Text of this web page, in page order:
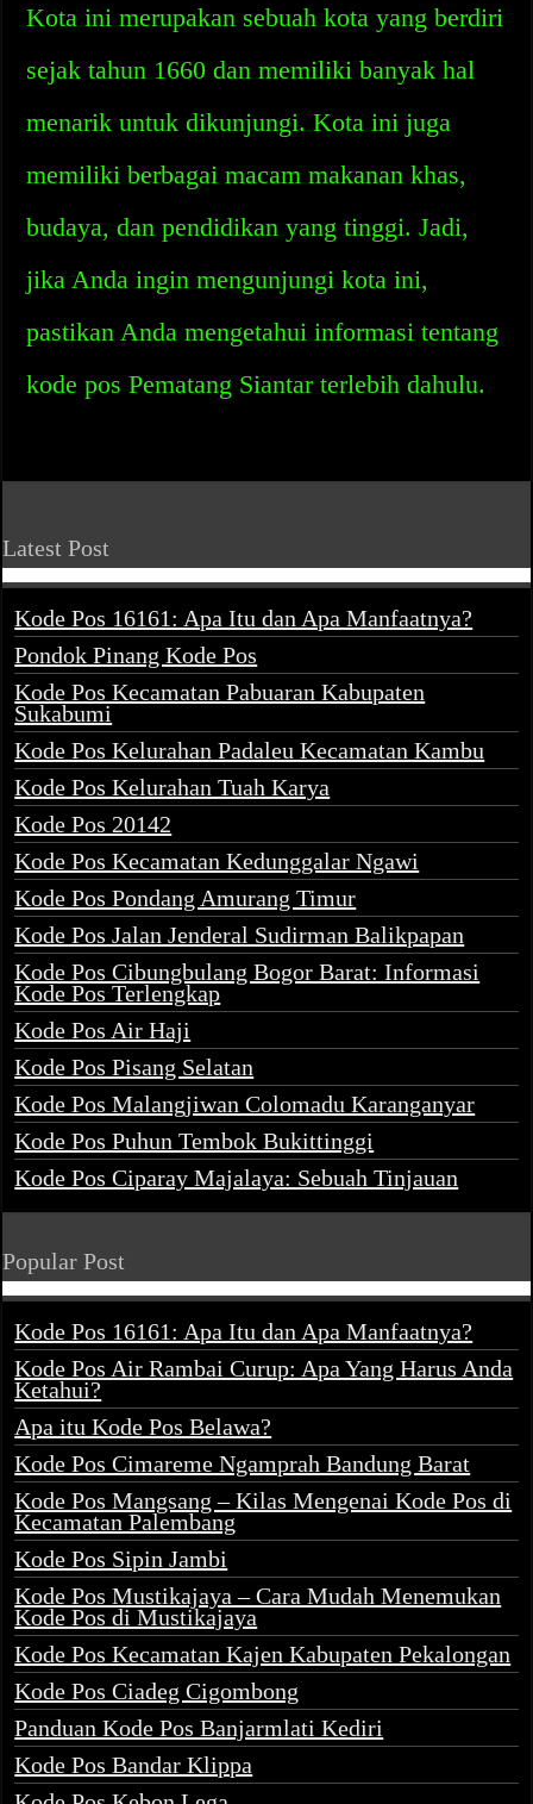
Kota ini merupakan sebuah kota yang berdiri
sejak tahun 1660 dan memiliki banyak hal
menarik untuk dikunjungi. Kota ini juga
memiliki berbagai macam makanan khas,
budaya, dan pendidikan yang tinggi. Jadi,
jika Anda ingin mengunjungi kota ini,
pastikan Anda mengetahui informasi tentang
kode pos Pematang Siantar terlebih dahulu.
Latest Post
Kode Pos 16161: Apa Itu dan Apa Manfaatnya?
Pondok Pinang Kode Pos
Kode Pos Kecamatan Pabuaran Kabupaten
Sukabumi
Kode Pos Kelurahan Padaleu Kecamatan Kambu
Kode Pos Kelurahan Tuah Karya
Kode Pos 20142
Kode Pos Kecamatan Kedunggalar Ngawi
Kode Pos Pondang Amurang Timur
Kode Pos Jalan Jenderal Sudirman Balikpapan
Kode Pos Cibungbulang Bogor Barat: Informasi
Kode Pos Terlengkap
Kode Pos Air Haji
Kode Pos Pisang Selatan
Kode Pos Malangjiwan Colomadu Karanganyar
Kode Pos Puhun Tembok Bukittinggi
Kode Pos Ciparay Majalaya: Sebuah Tinjauan
Popular Post
Kode Pos 16161: Apa Itu dan Apa Manfaatnya?
Kode Pos Air Rambai Curup: Apa Yang Harus Anda
Ketahui?
Apa itu Kode Pos Belawa?
Kode Pos Cimareme Ngamprah Bandung Barat
Kode Pos Mangsang – Kilas Mengenai Kode Pos di
Kecamatan Palembang
Kode Pos Sipin Jambi
Kode Pos Mustikajaya – Cara Mudah Menemukan
Kode Pos di Mustikajaya
Kode Pos Kecamatan Kajen Kabupaten Pekalongan
Kode Pos Ciadeg Cigombong
Panduan Kode Pos Banjarmlati Kediri
Kode Pos Bandar Klippa